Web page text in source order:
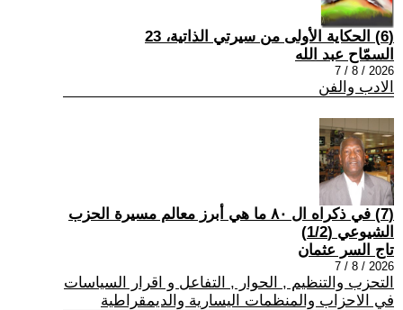
(6) الحكاية الأولى من سيرتي الذاتية، 23
السمّاح عبد الله
2026 / 8 / 7
الادب والفن
(7) في ذكراه ال ٨٠ ما هي أبرز معالم مسيرة الحزب
الشيوعي (1/2)
تاج السر عثمان
2026 / 8 / 7
التحزب والتنظيم , الحوار , التفاعل و اقرار السياسات
في الاحزاب والمنظمات اليسارية والديمقراطية